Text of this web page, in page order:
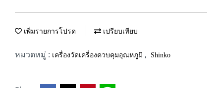
เพิ่มรายการโปรด เปรียบเทียบ
หมวดหมู่ : เครื่องวัดเครื่องควบคุมอุณหภูมิ , Shinko